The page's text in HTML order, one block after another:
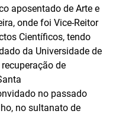
aposentado de Arte e
onde foi Vice-Reitor
Científicos, tendo
da Universidade de
de
no passado
no sultanato de